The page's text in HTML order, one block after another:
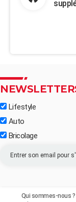
Lifestyle
Auto
Bricolage
Qui sommes-nous ?